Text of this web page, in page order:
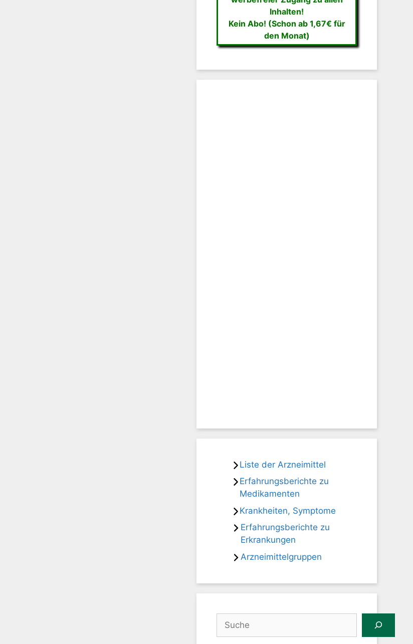
Inhalten!
Kein Abo! (Schon ab 1,67€ für
den Monat)
Liste der Arzneimittel
Erfahrungsberichte zu
Medikamenten
Krankheiten, Symptome
Erfahrungsberichte zu
Erkrankungen
Arzneimittelgruppen